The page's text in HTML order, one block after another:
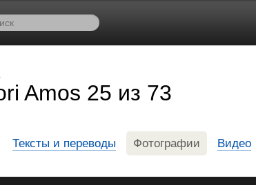
Amos 25 из 73
Тексты и переводы Фотографии Видео